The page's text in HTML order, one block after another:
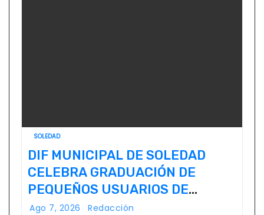
SOLEDAD
DIF MUNICIPAL DE SOLEDAD
CELEBRA GRADUACIÓN DE
PEQUEÑOS USUARIOS DE
ESTANCIAS “CAPULLITOS 1 Y 2”
Ago 7, 2026 Redacción